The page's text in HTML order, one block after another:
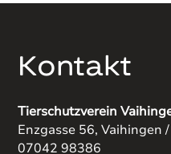
Kontakt
Tierschutzverein
Enzgasse 56, Vaihingen
07042 98386